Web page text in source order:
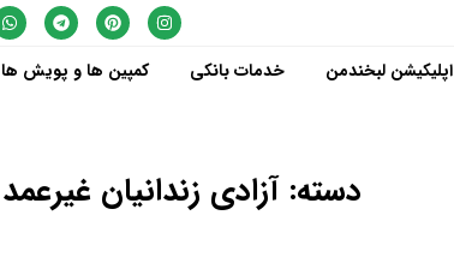
اپلیکیشن لبخندمن خدمات بانکی کمپین ها و پویش ها
دسته: آزادی زندانیان غیرعمد